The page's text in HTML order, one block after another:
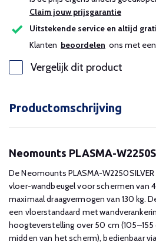
Claim jouw prijsgarantie
Uitstekende service en altijd
Klanten beoordelen ons met een
Vergelijk dit product
Productomschrijving
Neomounts PLASMA-
De Neomounts PLASMA-
vloer-wandbeugel voor schermen van
maximaal draagvermogen van 130 kg.
een vloerstandaard met
hoogteverstelling over 50 cm
midden van het scherm), bedienbaar